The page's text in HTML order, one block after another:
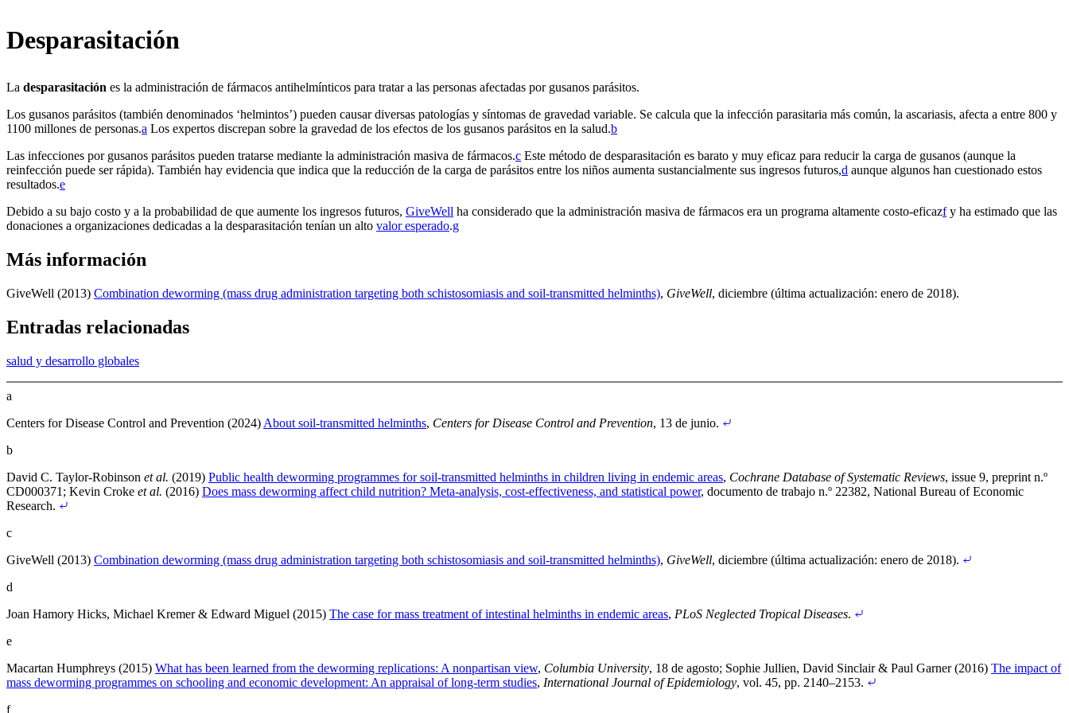
Desparasitación
La desparasitación es la administración de fármacos antihelmínticos para tratar a las personas afectadas por gusanos parásitos.
Los gusanos parásitos (también denominados ‘helmintos’) pueden causar diversas patologías y síntomas de gravedad variable. Se calcula que la infección parasitaria más común, la ascariasis, afecta a entre 800 y
1100 millones de personas.⁠a Los expertos discrepan sobre la gravedad de los efectos de los gusanos parásitos en la salud.⁠b
Las infecciones por gusanos parásitos pueden tratarse mediante la administración masiva de fármacos.⁠c Este método de desparasitación es barato y muy eficaz para reducir la carga de gusanos (aunque la
reinfección puede ser rápida). También hay evidencia que indica que la reducción de la carga de parásitos entre los niños aumenta sustancialmente sus ingresos futuros,⁠d aunque algunos han cuestionado estos
resultados.⁠e
Debido a su bajo costo y a la probabilidad de que aumente los ingresos futuros, GiveWell ha considerado que la administración masiva de fármacos era un programa altamente costo-eficaz⁠fy ha estimado que las
donaciones a organizaciones dedicadas a la desparasitación tenían un alto valor esperado.⁠g
Más información
GiveWell (2013) Combination deworming (mass drug administration targeting both schistosomiasis and soil-transmitted helminths), GiveWell, diciembre (última actualización: enero de 2018).
Entradas relacionadas
salud y desarrollo globales
a
Centers for Disease Control and Prevention (2024) About soil-transmitted helminths, Centers for Disease Control and Prevention, 13 de junio.
b
David C. Taylor‐Robinson et al. (2019) Public health deworming programmes for soil-transmitted helminths in children living in endemic areas, Cochrane Database of Systematic Reviews, issue 9, preprint n.º
CD000371 ; Kevin Croke et al. (2016) Does mass deworming affect child nutrition? Meta-analysis, cost-effectiveness, and statistical power, documento de trabajo n.º 22382, National Bureau of Economic
Research.
c
GiveWell (2013) Combination deworming (mass drug administration targeting both schistosomiasis and soil-transmitted helminths), GiveWell, diciembre (última actualización: enero de 2018).
d
Joan Hamory Hicks, Michael Kremer & Edward Miguel (2015) The case for mass treatment of intestinal helminths in endemic areas, PLoS Neglected Tropical Diseases.
e
Macartan Humphreys (2015) What has been learned from the deworming replications: A nonpartisan view, Columbia University, 18 de agosto; Sophie Jullien, David Sinclair & Paul Garner (2016) The impact of
mass deworming programmes on schooling and economic development: An appraisal of long-term studies, International Journal of Epidemiology, vol. 45, pp. 2140–2153.
f